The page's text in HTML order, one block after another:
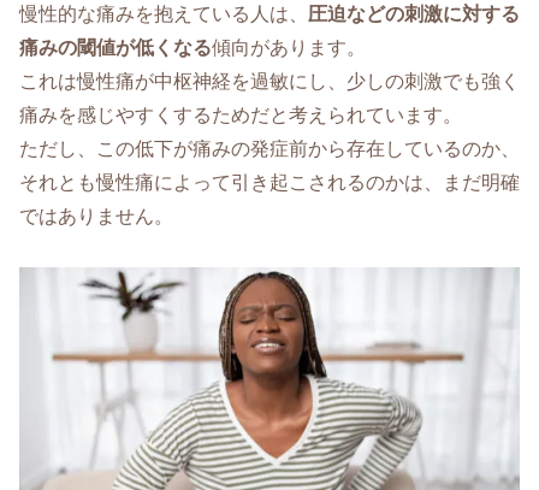
慢性的な痛みを抱えている人は、 圧迫などの刺激に対する
痛みの閾値が低くなる傾向があります。
これは慢性痛が中枢神経を過敏にし、少しの刺激でも強く
痛みを感じやすくするためだと考えられています。
ただし、この低下が痛みの発症前から存在しているのか、
それとも慢性痛によって引き起こされるのかは、まだ明確
ではありません。